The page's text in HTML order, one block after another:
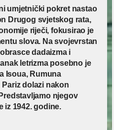
umjetnički pokret nastao
Drugog svjetskog rata,
riječi, fokusirao je
slova. Na svojevrstan
dadaizma i
letrizma posebno je
Isoua, Rumuna
dolazi nakon
njegov
iz 1942. godine.